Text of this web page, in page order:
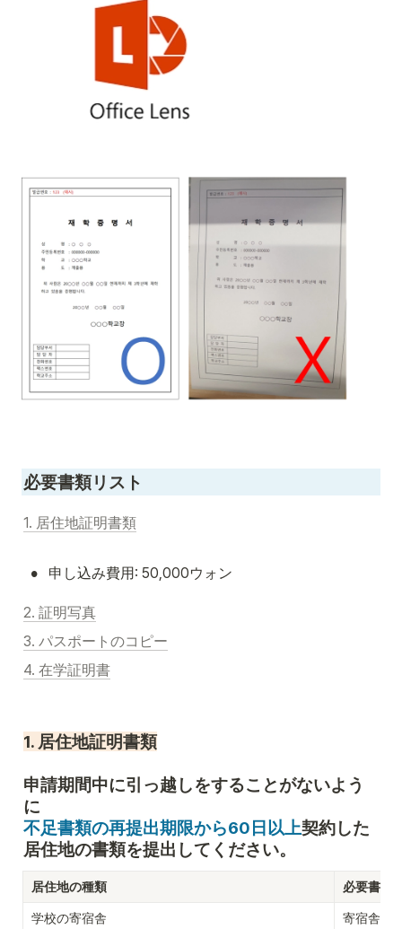
必要書類リスト
1. 居住地証明書類
• 申し込み費用: 50,000ウォン
2. 証明写真
3. パスポートのコピー
4. 在学証明書
1. 居住地証明書類
申請期間中に引っ越しをすることがないよう
不足書類の再提出期限から60日以上契約した
居住地の書類を提出してください。
居住地の種類 必要書類
学校の寄宿舎 寄宿舎居